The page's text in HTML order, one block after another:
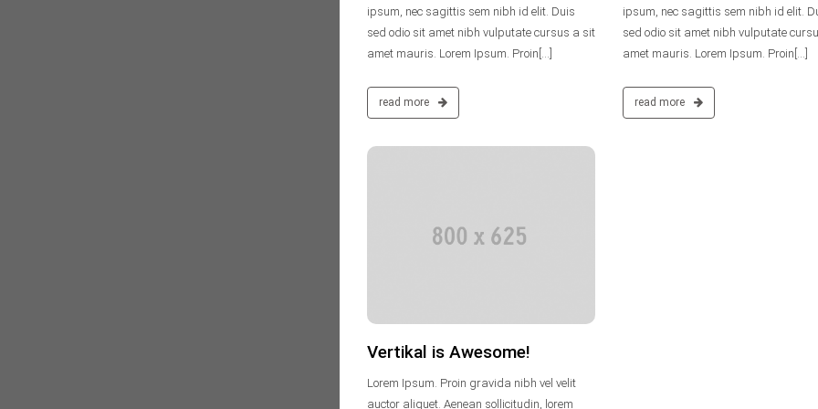
ipsum, nec sagittis sem nibh id elit. Duis
sed odio sit amet nibh vulputate cursus a sit
amet mauris. Lorem Ipsum. Proin[...]
read more
ipsum, nec sagittis sem nibh id elit.
sed odio sit amet nibh vulputate
amet mauris. Lorem Ipsum. Proin[...]
read more
Vertikal is Awesome!
Lorem Ipsum. Proin gravida nibh vel velit
auctor aliquet. Aenean sollicitudin, lorem